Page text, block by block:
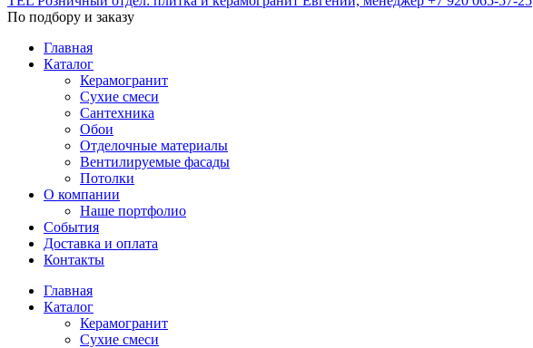
По подбору и заказу
Главная
Каталог
Керамогранит
Сухие смеси
Сантехника
Обои
Отделочные материалы
Вентилируемые фасады
Потолки
О компании
Наше портфолио
События
Доставка и оплата
Контакты
Главная
Каталог
Керамогранит
Сухие смеси